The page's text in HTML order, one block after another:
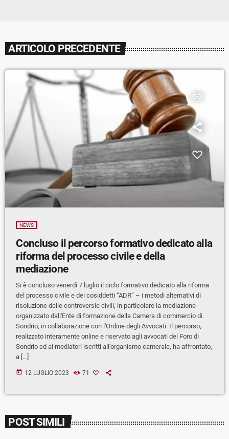
ARTICOLO PRECEDENTE
insert_link
NEWS
Concluso il percorso formativo dedicato alla
riforma del processo civile e della
mediazione
Si è concluso venerdì 7 luglio il ciclo formativo dedicato alla riforma
del processo civile e dei cosiddetti “ADR” – i metodi alternativi di
risoluzione delle controversie civili, in particolare la mediazione-
organizzato dall'Ente di formazione della Camera di commercio di
Sondrio, in collaborazione con l'Ordine degli Avvocati. Il percorso,
realizzato interamente online e riservato agli avvocati del Foro di
Sondrio ed ai mediatori iscritti all'organismo camerale, ha affrontato,
a […]
today 12 LUGLIO 2023 71
POST SIMILI